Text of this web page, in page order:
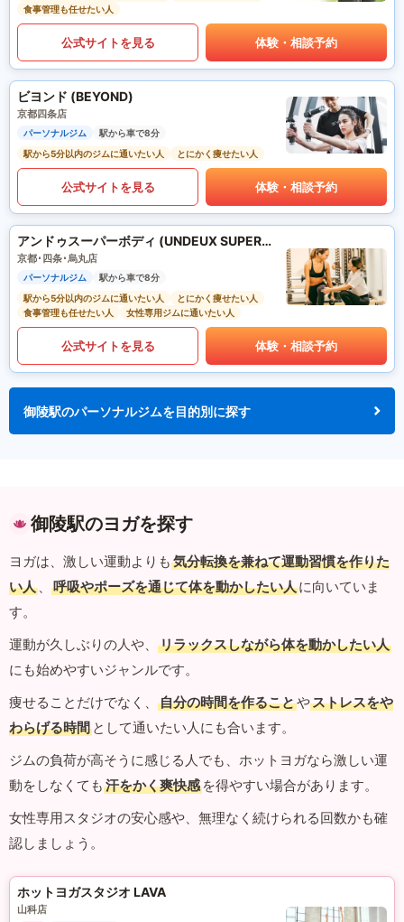
食事管理も任せたい人
公式サイトを見る 体験・相談予約
ビヨンド (BEYOND)
京都四条店
パーソナルジム
駅から車で8分
駅から5分以内のジムに通いたい人
とにかく痩せたい人
公式サイトを見る 体験・相談予約
アンドゥスーパーボディ (UNDEUX SUPERBODY)
京都･四条･烏丸店
パーソナルジム
駅から車で8分
駅から5分以内のジムに通いたい人
とにかく痩せたい人
食事管理も任せたい人
女性専用ジムに通いたい人
公式サイトを見る 体験・相談予約
御陵駅のパーソナルジムを目的別に探す
御陵駅のヨガを探す
ヨガは、激しい運動よりも 気分転換を兼ねて運動習慣を作りた
い人 、 呼吸やポーズを通じて体を動かしたい人に向いていま
す。
運動が久しぶりの人や、
リラックスしながら体を動かしたい人
にも始めやすいジャンルです。
痩せることだけでなく、
自分の時間を作ることやストレスをや
わらげる時間 として通いたい人にも合います。
ジムの負荷が高そうに感じる人でも、ホットヨガなら激しい運
動をしなくても 汗をかく爽快感 を得やすい場合があります。
女性専用スタジオの安心感や、無理なく続けられる回数かも確
認しましょう。
ホットヨガスタジオ LAVA
山科店